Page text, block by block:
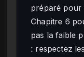
préparé pour
Chapitre 6
pas la faible
: respectez